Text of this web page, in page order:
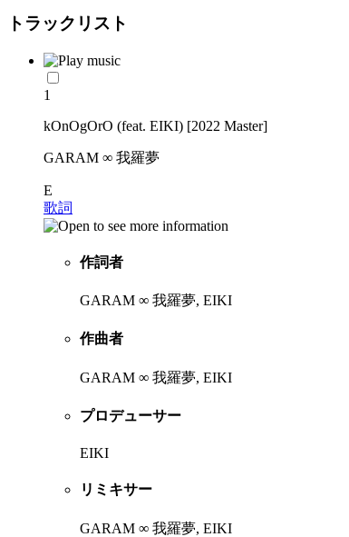
トラックリスト
1
kOnOgOrO (feat. EIKI) [2022 Master]
GARAM ∞ 我羅夢
E
歌詞
作詞者
GARAM ∞ 我羅夢, EIKI
作曲者
GARAM ∞ 我羅夢, EIKI
プロデューサー
EIKI
リミキサー
GARAM ∞ 我羅夢, EIKI